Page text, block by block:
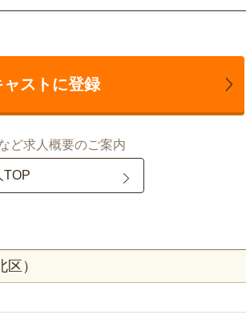
ャストに登録
ど求人概要のご案内
TOP
）